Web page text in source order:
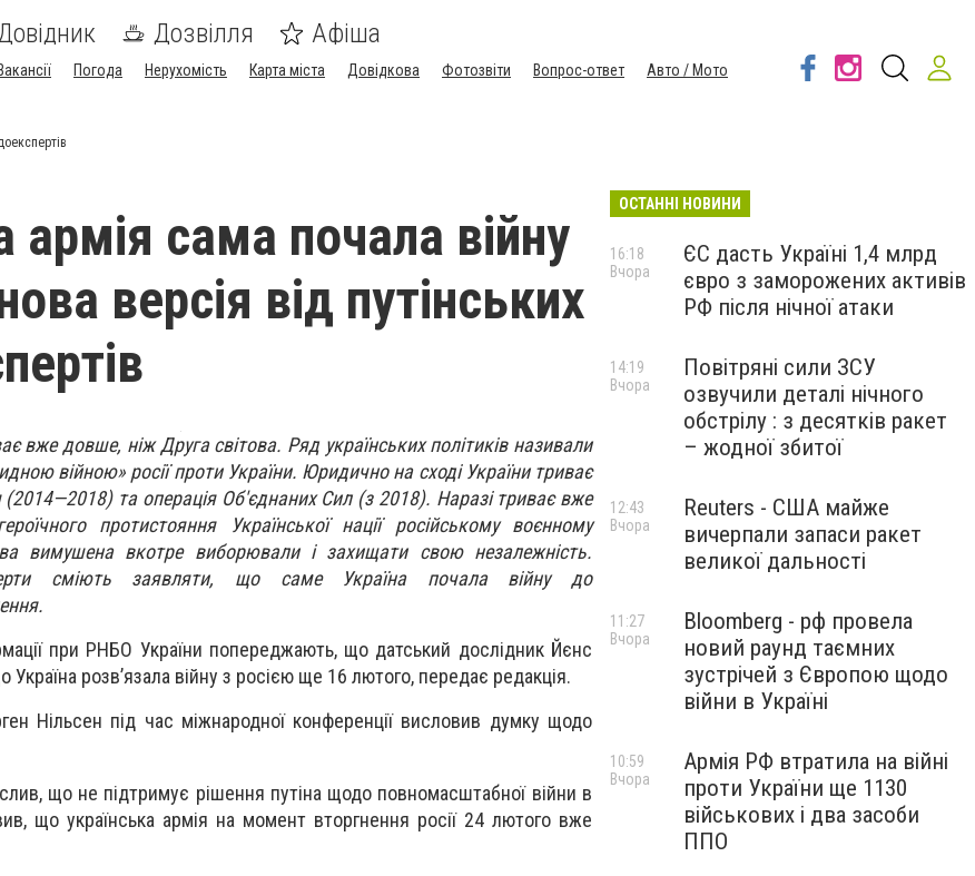
Дозвілля Афіша
Вакансії Погода Нерухомість Карта міста Довідкова Фотозвіти Вопрос-ответ
Авто / Мото
армія сама почала війну
версія від путінських
вже довше, ніж Друга світова. Ряд українських політиків називали
війною» росії проти України. Юридично на сході України триває
(2014—2018) та операція Об'єднаних Сил (з 2018). Наразі триває вже
протистояння Української нації російському воєнному
вимушена вкотре виборювали і захищати свою незалежність.
сміють заявляти, що саме Україна почала війну до
при РНБО України попереджають, що датський дослідник Йєнс
Україна розв’язала війну з росією ще 16 лютого, передає редакція.
Нільсен під час міжнародної конференції висловив думку щодо
що не підтримує рішення путіна щодо повномасштабної війни в
що українська армія на момент вторгнення росії 24 лютого вже
ОСТАННІ НОВИНИ
ЄС дасть Україні 1,4 млрд
євро з заморожених активів
РФ після нічної атаки
16:18
Вчора
Повітряні сили ЗСУ
озвучили деталі нічного
обстрілу : з десятків ракет
– жодної збитої
14:19
Вчора
Reuters - США майже
вичерпали запаси ракет
великої дальності
12:43
Вчора
Bloomberg - рф провела
новий раунд таємних
зустрічей з Європою щодо
війни в Україні
11:27
Вчора
Армія РФ втратила на війні
проти України ще 1130
військових і два засоби
ППО
10:59
Вчора